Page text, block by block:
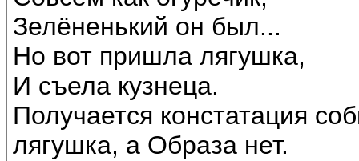
Зелёненький он был...
Но вот пришла лягушка,
И съела кузнеца.
Получается констатация
лягушка, а Образа нет.